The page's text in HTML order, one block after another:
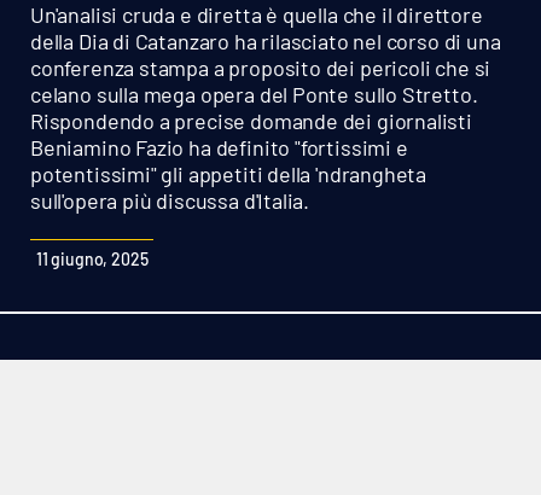
Sport
Cultura
Podcast
Meteo
Un'analisi cruda e diretta è quella che il direttore
della Dia di Catanzaro ha rilasciato nel corso di una
conferenza stampa a proposito dei pericoli che si
celano sulla mega opera del Ponte sullo Stretto.
Rispondendo a precise domande dei giornalisti
Beniamino Fazio ha definito "fortissimi e
potentissimi" gli appetiti della 'ndrangheta
sull'opera più discussa d'Italia.
11 giugno, 2025